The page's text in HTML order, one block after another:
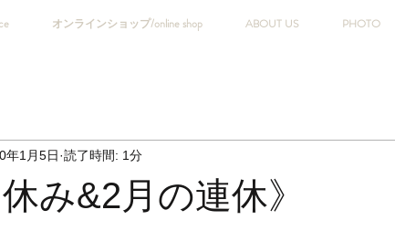
オンラインショップ/online shop ABOUT US PHOTO
み&2月の連休》
年1月5日 読了時間: 1分